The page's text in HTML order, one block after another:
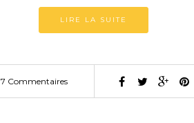
LIRE LA SUITE
7 Commentaires